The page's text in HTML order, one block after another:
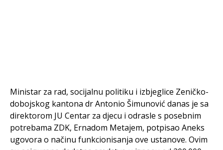
Ministar za rad, socijalnu politiku i izbjeglice Zeničko-
dobojskog kantona dr Antonio Šimunović danas je sa
direktorom JU Centar za djecu i odrasle s posebnim
potrebama ZDK, Ernadom Metajem, potpisao Aneks
ugovora o načinu funkcionisanja ove ustanove. Ovim